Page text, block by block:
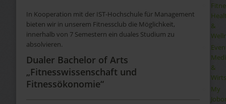
&
&
My
In Kooperation mit der IST-Hochschule für Management
bieten wir in unserem Fitnessclub die Möglichkeit,
innerhalb von 7 Semestern ein duales Studium zu
absolvieren.
Dualer Bachelor of Arts
„Fitnesswissenschaft und
Fitnessökonomie“